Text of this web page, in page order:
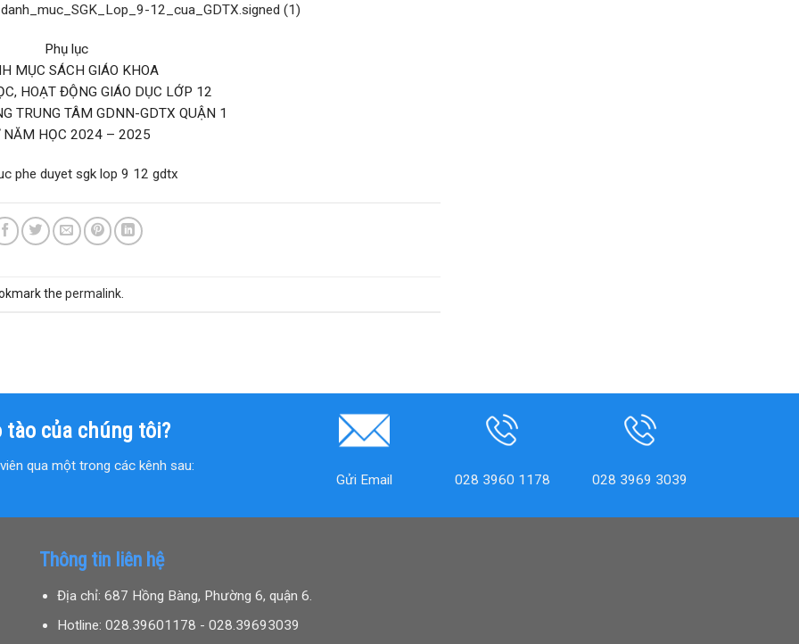
12_cua_GDTX.signed (1)
Phụ lục
MỤC SÁCH GIÁO KHOA
HOẠT ĐỘNG GIÁO DỤC LỚP 12
TRUNG TÂM GDNN-GDTX QUẬN 1
NĂM HỌC 2024 – 2025
phe duyet sgk lop 9 12 gdtx
the permalink.
của chúng tôi?
qua một trong các kênh sau:
Gửi Email
028 3960 1178 028 3969 3039
Thông tin liên hệ
Địa chỉ: 687 Hồng Bàng, Phường 6, quận 6.
Hotline: 028.39601178 - 028.39693039